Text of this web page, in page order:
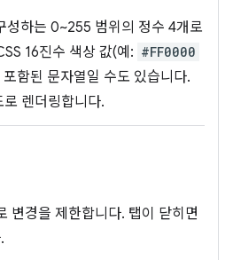
성하는 0~255 범위의 정수 4개로
16진수 색상 값(예: #FF0000
함된 문자열일 수도 있습니다.
렌더링합니다.
변경을 제한합니다. 탭이 닫히면